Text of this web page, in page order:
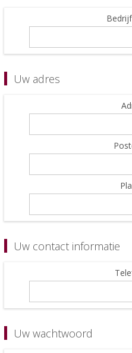
Uw adres
Uw contact informatie
Uw wachtwoord